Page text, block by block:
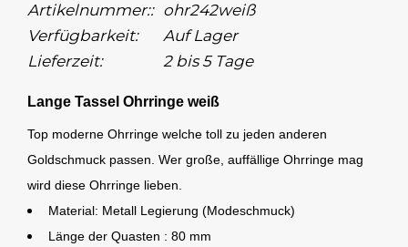
Artikelnummer:: ohr242weiß
Verfügbarkeit:
Auf Lager
Lieferzeit:
2 bis 5 Tage
Lange Tassel Ohrringe weiß
Top moderne Ohrringe welche toll zu jeden anderen
Goldschmuck passen. Wer große, auffällige Ohrringe mag
wird diese Ohrringe lieben.
Material: Metall Legierung (Modeschmuck)
Länge der Quasten : 80 mm